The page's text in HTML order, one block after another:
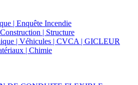
| Enquête Incendie
| Structure
| Véhicules | CVCA | GICLEUR
| Chimie